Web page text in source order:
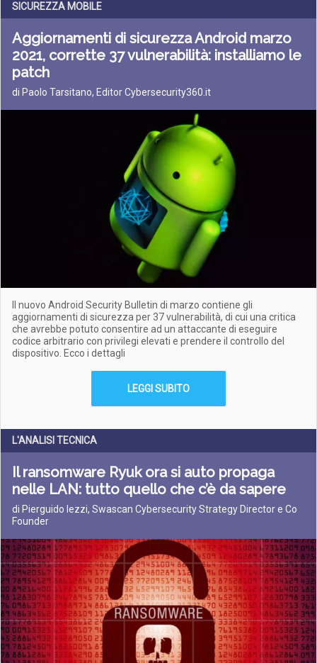
SICUREZZA MOBILE
Aggiornamenti di sicurezza Android marzo
2021, corrette 37 vulnerabilità: installiamo le
patch
di Paolo Tarsitano, Editor Cybersecurity360.it
Il nuovo Android Security Bulletin di marzo contiene gli
aggiornamenti di sicurezza per 37 vulnerabilità, di cui una critica
che avrebbe potuto consentire ad un attaccante di eseguire
codice arbitrario con privilegi elevati e prendere il controllo del
dispositivo. Ecco i dettagli
LEGGI SUBITO
L'ANALISI TECNICA
Il ransomware Ryuk ora si auto propaga
nelle LAN: tutto quello che c’è da sapere
di Pierguido Iezzi, Swascan Cybersecurity Strategy Director e Co
Founder